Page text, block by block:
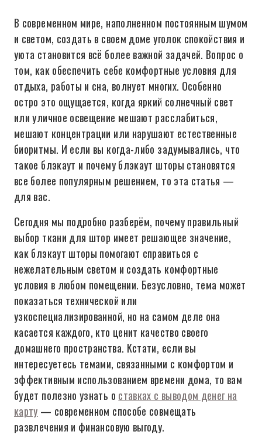
В современном мире, наполненном постоянным шумом
и светом, создать в своем доме уголок спокойствия и
уюта становится всё более важной задачей. Вопрос о
том, как обеспечить себе комфортные условия для
отдыха, работы и сна, волнует многих. Особенно
остро это ощущается, когда яркий солнечный свет
или уличное освещение мешают расслабиться,
мешают концентрации или нарушают естественные
биоритмы. И если вы когда-либо задумывались, что
такое блэкаут и почему блэкаут шторы становятся
все более популярным решением, то эта статья —
для вас.
Сегодня мы подробно разберём, почему правильный
выбор ткани для штор имеет решающее значение,
как блэкаут шторы помогают справиться с
нежелательным светом и создать комфортные
условия в любом помещении. Безусловно, тема может
показаться технической или
узкоспециализированной, но на самом деле она
касается каждого, кто ценит качество своего
домашнего пространства. Кстати, если вы
интересуетесь темами, связанными с комфортом и
эффективным использованием времени дома, то вам
будет полезно узнать о ставках с выводом денег на
карту — современном способе совмещать
развлечения и финансовую выгоду.